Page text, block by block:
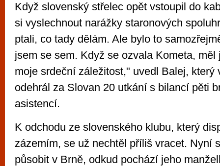
Když slovenský střelec opět vstoupil do
si vyslechnout narážky staronových
ptali, co tady dělám. Ale bylo to
jsem se sem. Když se ozvala Kometa, měl
moje srdeční záležitost," uvedl Balej, který
odehrál za Slovan 20 utkání s bilancí pěti
asistencí.
K odchodu ze slovenského klubu, který
zázemím, se už nechtěl příliš vracet. Nyní
působit v Brně, odkud pochází jeho